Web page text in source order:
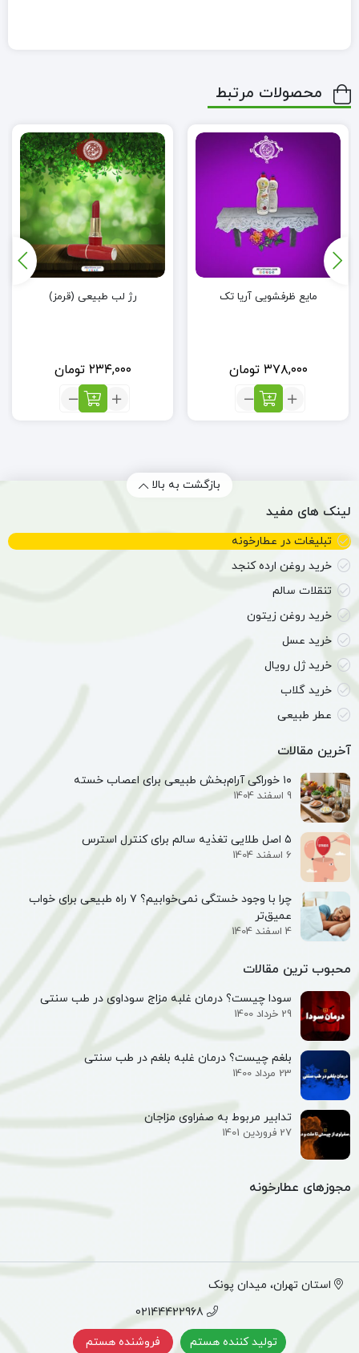
محصولات مرتبط
مایع ظرفشویی آریا تک
۳۷۸,۰۰۰ تومان
تعداد:
مایع
رژ لب طبیعی (قرمز)
۲۳۴,۰۰۰ تومان
تعداد:
رژ
بازگشت به بالا
لینک های مفید
تبلیغات در عطارخونه
خرید روغن ارده کنجد
تنقلات سالم
خرید روغن زیتون
خرید عسل
خرید ژل رویال
خرید گلاب
عطر طبیعی
آخرین مقالات
۱۰ خوراکی آرام‌بخش طبیعی برای اعصاب خسته
9 اسفند 1404
۵ اصل طلایی تغذیه سالم برای کنترل استرس
6 اسفند 1404
چرا با وجود خستگی نمی‌خوابیم؟ ۷ راه طبیعی برای خواب
عمیق‌تر
4 اسفند 1404
محبوب ترین مقالات
سودا چیست؟ درمان غلبه مزاج سوداوی در طب سنتی
29 خرداد 1400
بلغم چیست؟ درمان غلبه بلغم در طب سنتی
23 مرداد 1400
تدابیر مربوط به صفراوی مزاجان
27 فروردین 1401
مجوزهای عطارخونه
استان تهران، میدان پونک
02144422968
تولید کننده هستم
فروشنده هستم